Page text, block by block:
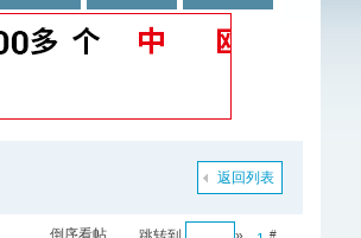
返回列表
#
倒序看帖